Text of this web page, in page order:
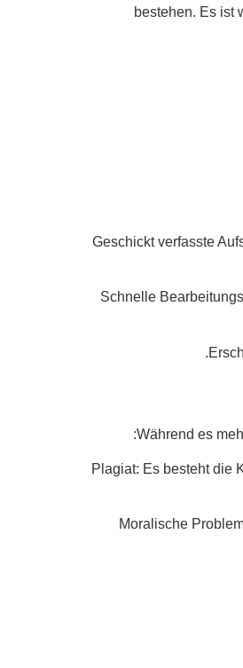
bestehen. Es ist
1. Geschickt verfasste
2. Schnelle
Während es
1. Plagiat: Es besteht
2. Moralische